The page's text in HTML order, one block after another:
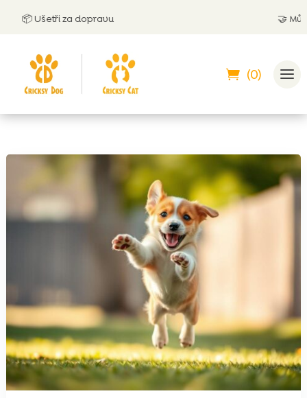
Ušetři za dopravu Můžeš
(0)